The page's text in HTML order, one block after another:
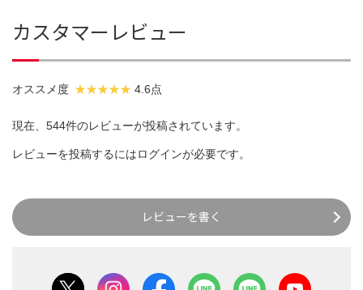
カスタマーレビュー
オススメ度 4.6点
現在、544件のレビューが投稿されています。
レビューを投稿するにはログインが必要です。
レビューを書く